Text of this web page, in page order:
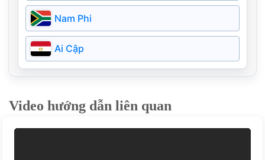
Campuchia
Bangladesh
Myanmar
Nga
Ireland
Bồ Đào Nha
Argentina
Nam Phi
Ai Cập
Video hướng dẫn liên quan